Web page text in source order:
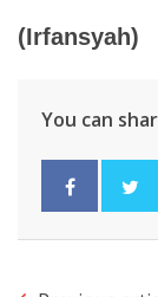
(Irfansyah)
You can